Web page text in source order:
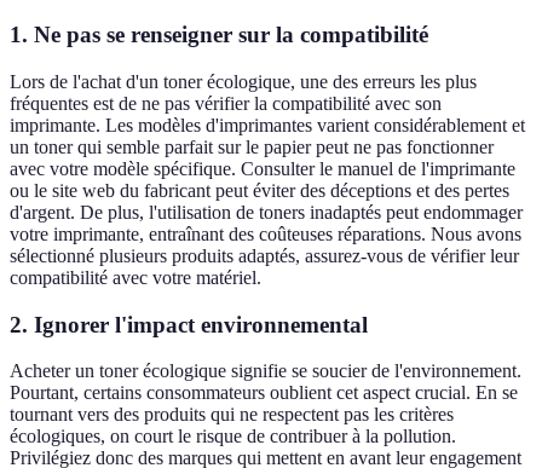
1. Ne pas se renseigner sur la compatibilité
Lors de l'achat d'un toner écologique, une des erreurs les plus
fréquentes est de ne pas vérifier la compatibilité avec son
imprimante. Les modèles d'imprimantes varient considérablement et
un toner qui semble parfait sur le papier peut ne pas fonctionner
avec votre modèle spécifique. Consulter le manuel de l'imprimante
ou le site web du fabricant peut éviter des déceptions et des pertes
d'argent. De plus, l'utilisation de toners inadaptés peut endommager
votre imprimante, entraînant des coûteuses réparations. Nous avons
sélectionné plusieurs produits adaptés, assurez-vous de vérifier leur
compatibilité avec votre matériel.
2. Ignorer l'impact environnemental
Acheter un toner écologique signifie se soucier de l'environnement.
Pourtant, certains consommateurs oublient cet aspect crucial. En se
tournant vers des produits qui ne respectent pas les critères
écologiques, on court le risque de contribuer à la pollution.
Privilégiez donc des marques qui mettent en avant leur engagement